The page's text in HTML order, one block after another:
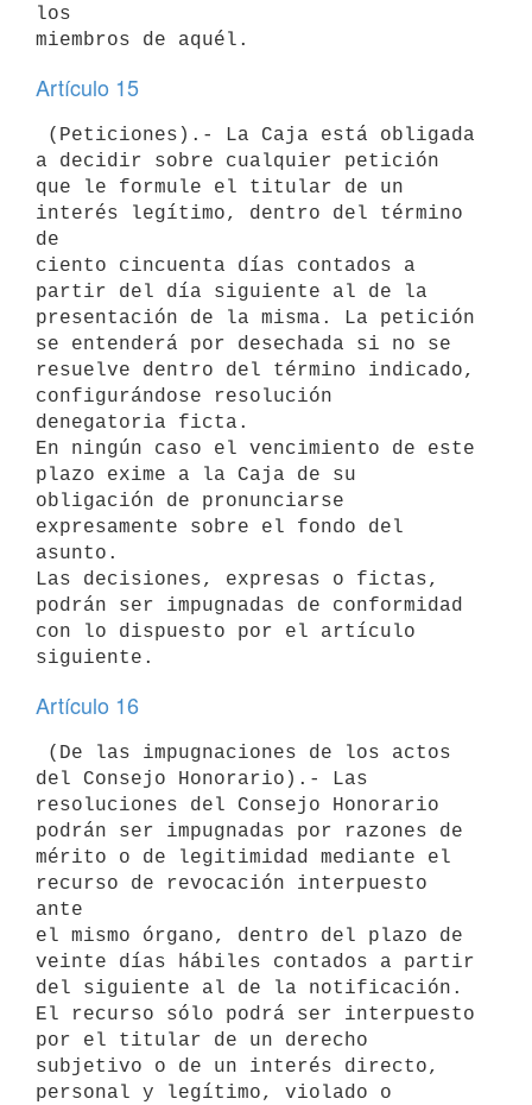
los
Artículo 15
a decidir sobre cualquier petición
que le formule el titular de un
interés legítimo, dentro del término
de
ciento cincuenta días contados a
partir del día siguiente al de la
presentación de la misma. La petición
se entenderá por desechada si no se
resuelve dentro del término indicado,
configurándose resolución
denegatoria ficta.
En ningún caso el vencimiento de este
plazo exime a la Caja de su
obligación de pronunciarse
expresamente sobre el fondo del
asunto.
Las decisiones, expresas o fictas,
podrán ser impugnadas de conformidad
con lo dispuesto por el artículo
Artículo 16
del Consejo Honorario).- Las
resoluciones del Consejo Honorario
podrán ser impugnadas por razones de
mérito o de legitimidad mediante el
recurso de revocación interpuesto
ante
el mismo órgano, dentro del plazo de
veinte días hábiles contados a partir
del siguiente al de la notificación.
El recurso sólo podrá ser interpuesto
por el titular de un derecho
subjetivo o de un interés directo,
personal y legítimo, violado o